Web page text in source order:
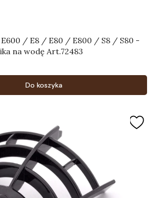
/ E8 / E80 / E800 / S8 / S80 -
na wodę Art.72483
Do koszyka